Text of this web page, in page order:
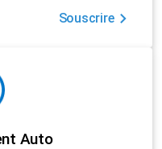
Souscrire
Auto